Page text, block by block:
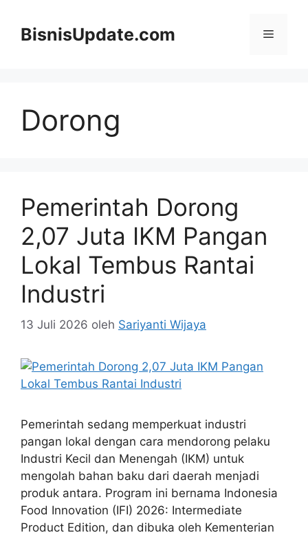
BisnisUpdate.com Menu
Dorong
Pemerintah Dorong
2,07 Juta IKM Pangan
Lokal Tembus Rantai
Industri
13 Juli 2026 oleh Sariyanti Wijaya
Pemerintah sedang memperkuat industri
pangan lokal dengan cara mendorong pelaku
Industri Kecil dan Menengah (IKM) untuk
mengolah bahan baku dari daerah menjadi
produk antara. Program ini bernama Indonesia
Food Innovation (IFI) 2026: Intermediate
Product Edition, dan dibuka oleh Kementerian